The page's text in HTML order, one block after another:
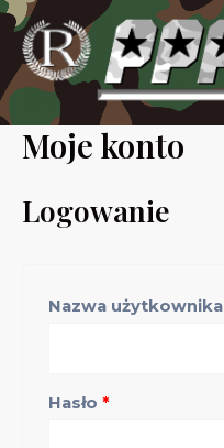
Skip
content
Moje konto
Logowanie
Nazwa
Hasło *